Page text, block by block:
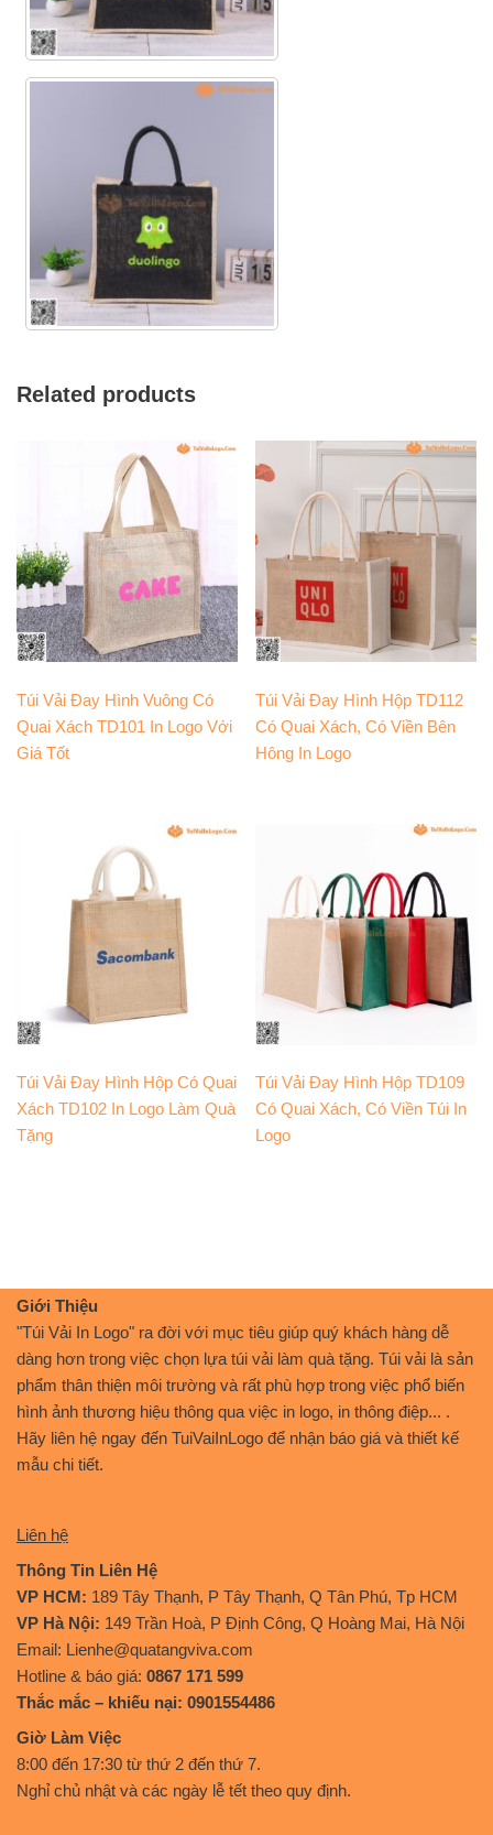
Related products
Túi Vải Đay Hình Vuông Có
Quai Xách TD101 In Logo Với
Giá Tốt
Túi Vải Đay Hình Hộp TD112
Có Quai Xách, Có Viền Bên
Hông In Logo
Túi Vải Đay Hình Hộp Có Quai
Xách TD102 In Logo Làm Quà
Tặng
Túi Vải Đay Hình Hộp TD109
Có Quai Xách, Có Viền Túi In
Logo
Giới Thiệu
"Túi Vải In Logo" ra đời với mục tiêu giúp quý khách hàng dễ
dàng hơn trong việc chọn lựa túi vải làm quà tặng. Túi vải là sản
phẩm thân thiện môi trường và rất phù hợp trong việc phổ biến
hình ảnh thương hiệu thông qua việc in logo, in thông điệp... .
Hãy liên hệ ngay đến TuiVaiInLogo để nhận báo giá và thiết kế
mẫu chi tiết.
Liên hệ
Thông Tin Liên Hệ
VP HCM: 189 Tây Thạnh, P Tây Thạnh, Q Tân Phú, Tp HCM
VP Hà Nội: 149 Trần Hoà, P Định Công, Q Hoàng Mai, Hà Nội
Email: Lienhe@quatangviva.com
Hotline & báo giá: 0867 171 599
Thắc mắc – khiếu nại: 0901554486
Giờ Làm Việc
8:00 đến 17:30 từ thứ 2 đến thứ 7.
Nghỉ chủ nhật và các ngày lễ tết theo quy định.